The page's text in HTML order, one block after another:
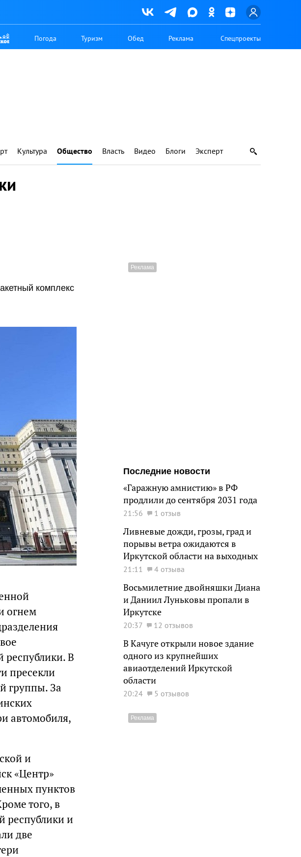
Погода Туризм Обед Реклама Спецпроекты
Культура Общество Власть Видео Блоги Эксперт
комплекс
огнем
республики. В
пресекли
группы. За
автомобиля,
и
«Центр»
пунктов
того, в
республики и
две
Последние новости
«Гаражную амнистию» в РФ
продлили до сентября 2031 года
21:56 1 отзыв
Ливневые дожди, грозы, град и
порывы ветра ожидаются в
Иркутской области на выходных
21:11 4 отзыва
Восьмилетние двойняшки Диана
и Даниил Луньковы пропали в
Иркутске
20:37 12 отзывов
В Качуге открыли новое здание
одного из крупнейших
авиаотделений Иркутской
области
20:24 5 отзывов